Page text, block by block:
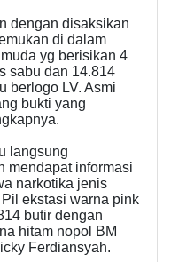
dengan disaksikan
di dalam
yg berisikan 4
sabu dan 14.814
berlogo LV. Asmi
bukti yang
langsung
mendapat informasi
narkotika jenis
ekstasi warna pink
butir dengan
hitam nopol BM
Ferdiansyah.